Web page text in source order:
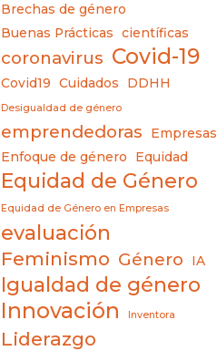
Brechas de género
Buenas Prácticas
científicas
coronavirus Covid-19
Covid19 Cuidados DDHH
Desigualdad de género
emprendedoras
Empresas
Enfoque de género
Equidad
Equidad de Género
Equidad de Género en Empresas
evaluación
Feminismo Género IA
Igualdad de género
Innovación Inventora
Liderazgo